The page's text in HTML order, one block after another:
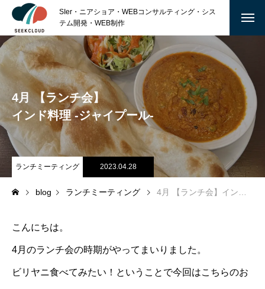
SIer・ニアショア・WEBコンサルティング・シス
テム開発・WEB制作
ABOUT
私たちについて
沿 革
会社概要
SERVICE
TECHNOLOGY
MARKETING
GRAPHIC DESIGN
4月 【ランチ会】
インド料理 -ジャイプール-
ランチミーティング 2023.04.28
blog ランチミーティング 4月 【ランチ会】インド料理 -ジャイプール-
こんにちは。
4月のランチ会の時期がやってまいりました。
ビリヤニ食べてみたい！ということで今回はこちらのお